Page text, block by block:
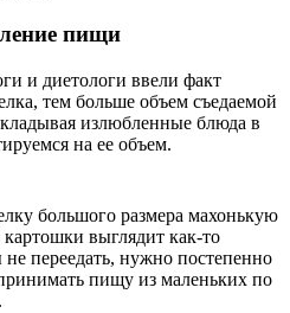
пищи
и диетологи ввели факт
тем больше объем съедаемой
излюбленные блюда в
на ее объем.
большого размера махонькую
выглядит как-то
переедать, нужно постепенно
пищу из маленьких по